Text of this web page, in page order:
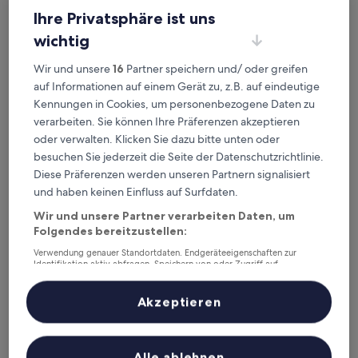
Mutley Hall
Mutley Hall
3.0-
Sterne-
Unterkunft
2,1 km von Bahnhof Barnham, Eastergate entfernt
10.0
von
10,
Außergewöhnlich,
(1
Bewertung)
10/10 Außergewöhnlich (1 Bewertung)
beträgt
350 €
inkl. Steuern & Gebühren
14. Aug.–15. Aug.
The Arundel Park Hotel
Ihre Privatsphäre ist uns
wichtig
Wir und unsere16 Partner speichern und/ oder greifen
auf Informationen auf einem Gerät zu, z.B. auf eindeutige
Kennungen in Cookies, um personenbezogene Daten zu
verarbeiten. Sie können Ihre Präferenzen akzeptieren
oder verwalten. Klicken Sie dazu bitte unten oder
besuchen Sie jederzeit die Seite der Datenschutzrichtlinie.
Diese Präferenzen werden unseren Partnern signalisiert
und haben keinen Einfluss auf Surfdaten.
Wir und unsere Partner verarbeiten Daten, um
Folgendes bereitzustellen:
Verwendung genauer Standortdaten. Endgeräteeigenschaften zur
Identifikation aktiv abfragen. Speichern von oder Zugriff auf
Inhalte, Messung von Werbeleistung und der Performance von Inhalten,
Zielgruppenforschung sowie Entwicklung und Verbesserung von
Liste der Partner (Lieferanten)
Akzeptieren